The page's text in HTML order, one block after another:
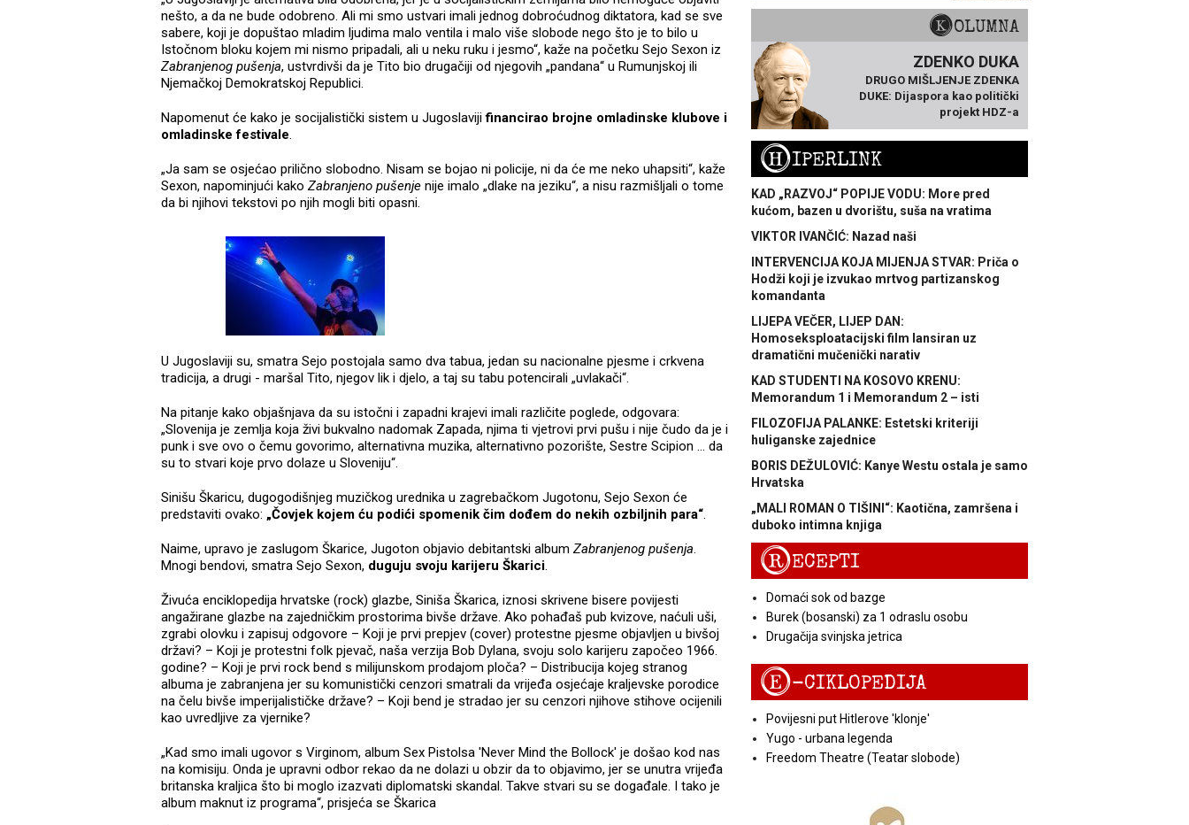
nešto, a da ne bude odobreno. Ali mi smo ustvari imali jednog dobroćudnog diktatora, kad se sve
sabere, koji je dopuštao mladim ljudima malo ventila i malo više slobode nego što je to bilo u
Istočnom bloku kojem mi nismo pripadali, ali u neku ruku i jesmo“, kaže na početku Sejo Sexon iz
Zabranjenog pušenja, ustvrdivši da je Tito bio drugačiji od njegovih „pandana“ u Rumunjskoj ili
Njemačkoj Demokratskoj Republici.
Napomenut će kako je socijalistički sistem u Jugoslavijifinancirao brojne omladinske klubove i
omladinske festivale.
„Ja sam se osjećao prilično slobodno. Nisam se bojao ni policije, ni da će me neko uhapsiti“, kaže
Sexon, napominjući kako Zabranjeno pušenje nije imalo „dlake na jeziku“, a nisu razmišljali o tome
da bi njihovi tekstovi po njih mogli biti opasni.
U Jugoslaviji su, smatra Sejo postojala samo dva tabua, jedan su nacionalne pjesme i crkvena
tradicija, a drugi - maršal Tito, njegov lik i djelo, a taj su tabu potencirali „uvlakači“.
Na pitanje kako objašnjava da su istočni i zapadni krajevi imali različite poglede, odgovara:
„Slovenija je zemlja koja živi bukvalno nadomak Zapada, njima ti vjetrovi prvi pušu i nije čudo da je i
punk i sve ovo o čemu govorimo, alternativna muzika, alternativno pozorište, Sestre Scipion … da
su to stvari koje prvo dolaze u Sloveniju“.
Sinišu Škaricu, dugogodišnjeg muzičkog urednika u zagrebačkom Jugotonu, Sejo Sexon će
predstaviti ovako: „Čovjek kojem ću podići spomenik čim dođem do nekih ozbiljnih para“.
Naime, upravo je zaslugom Škarice, Jugoton objavio debitantski album Zabranjenog pušenja.
Mnogi bendovi, smatra Sejo Sexon, duguju svoju karijeru Škarici.
Živuća enciklopedija hrvatske (rock) glazbe, Siniša Škarica, iznosi skrivene bisere povijesti
angažirane glazbe na zajedničkim prostorima bivše države. Ako pohađaš pub kvizove, naćuli uši,
zgrabi olovku i zapisuj odgovore – Koji je prvi prepjev (cover) protestne pjesme objavljen u bivšoj
državi? – Koji je protestni folk pjevač, naša verzija Bob Dylana, svoju solo karijeru započeo 1966.
godine? – Koji je prvi rock bend s milijunskom prodajom ploča? – Distribucija kojeg stranog
albuma je zabranjena jer su komunistički cenzori smatrali da vrijeđa osjećaje kraljevske porodice
na čelu bivše imperijalističke države? – Koji bend je stradao jer su cenzori njihove stihove ocijenili
kao uvredljive za vjernike?
„Kad smo imali ugovor s Virginom, album Sex Pistolsa 'Never Mind the Bollock' je došao kod nas
na komisiju. Onda je upravni odbor rekao da ne dolazi u obzir da to objavimo, jer se unutra vrijeđa
britanska kraljica što bi moglo izazvati diplomatski skandal. Takve stvari su se događale. I tako je
album maknut iz programa“, prisjeća se Škarica
KOLUMNA
ZDENKO DUKA
DRUGO MIŠLJENJE ZDENKA
DUKE: Dijaspora kao politički
projekt HDZ-a
HIPERLINK
KAD „RAZVOJ“ POPIJE VODU: More pred
kućom, bazen u dvorištu, suša na vratima
VIKTOR IVANČIĆ: Nazad naši
INTERVENCIJA KOJA MIJENJA STVAR: Priča o
Hodži koji je izvukao mrtvog partizanskog
komandanta
LIJEPA VEČER, LIJEP DAN:
Homoseksploatacijski film lansiran uz
dramatični mučenički narativ
KAD STUDENTI NA KOSOVO KRENU:
Memorandum 1 i Memorandum 2 – isti
FILOZOFIJA PALANKE: Estetski kriteriji
huliganske zajednice
BORIS DEŽULOVIĆ: Kanye Westu ostala je samo
Hrvatska
„MALI ROMAN O TIŠINI“: Kaotična, zamršena i
duboko intimna knjiga
RECEPTI
Domaći sok od bazge
Burek (bosanski) za 1 odraslu osobu
Drugačija svinjska jetrica
E-CIKLOPEDIJA
Povijesni put Hitlerove 'klonje'
Yugo - urbana legenda
Freedom Theatre (Teatar slobode)